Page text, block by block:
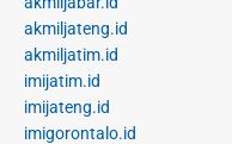
akmiljateng.id
akmiljatim.id
imijatim.id
imijateng.id
imigorontalo.id